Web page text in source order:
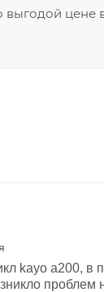
выгодой
kayo a200, в
проблем